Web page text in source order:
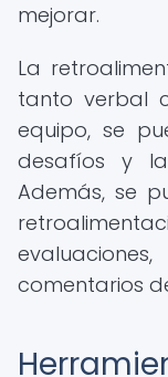
mejorar.
La
tanto verbal
equipo, se
desafíos y
Además, se
comentarios